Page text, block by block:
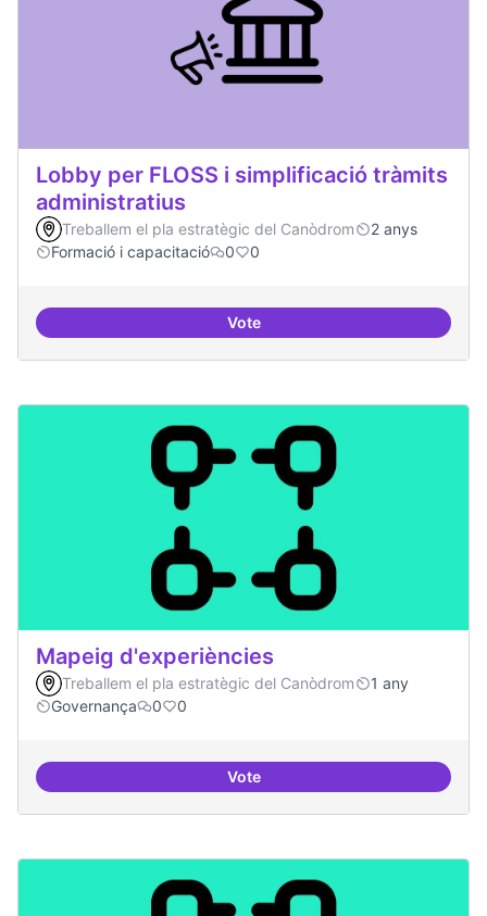
Lobby per FLOSS i simplificació tràmits
administratius
Treballem el pla estratègic del Canòdrom
2 anys
Formació i capacitació
0 0
VoteLobby per FLOSS i
Mapeig d'experiències
Treballem el pla estratègic del Canòdrom
1 any
Governança
0 0
VoteMapeig d'experiències